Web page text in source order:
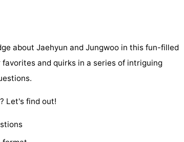
about Jaehyun and Jungwoo in this fun-filled
favorites and quirks in a series of intriguing
Let's find out!